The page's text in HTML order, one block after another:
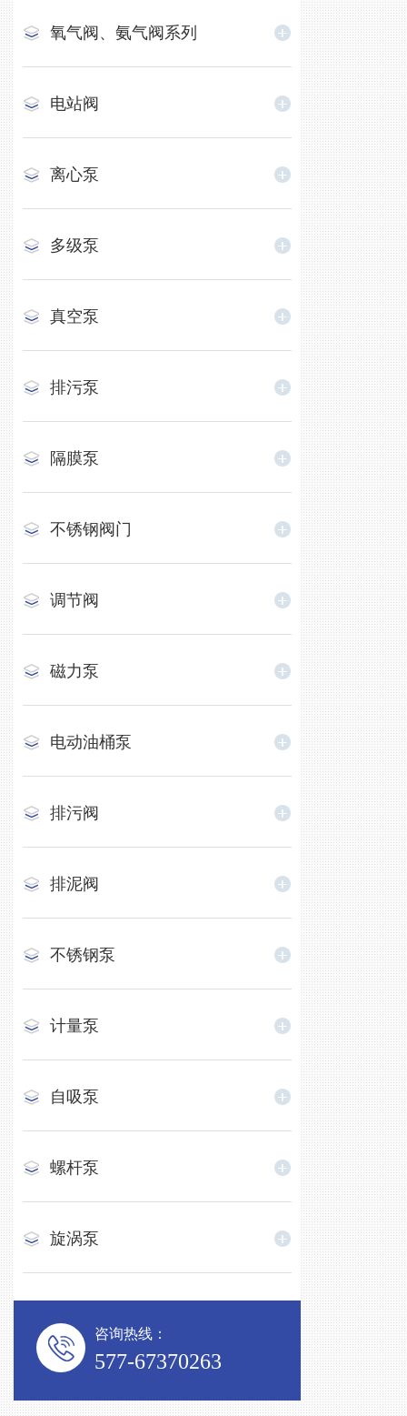
氧气阀、氨气阀系列
电站阀
离心泵
多级泵
真空泵
排污泵
隔膜泵
不锈钢阀门
调节阀
磁力泵
电动油桶泵
排污阀
排泥阀
不锈钢泵
计量泵
自吸泵
螺杆泵
旋涡泵
咨询热线：
577-67370263